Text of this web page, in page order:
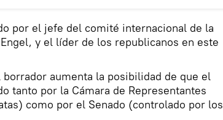
por el jefe del comité internacional de la
y el líder de los republicanos en este
aumenta la posibilidad de que el
tanto por la Cámara de Representantes
como por el Senado (controlado por los